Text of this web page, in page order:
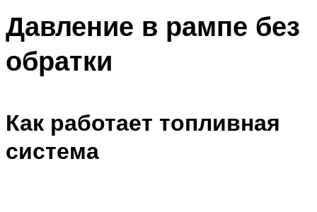
Давление в рампе без
обратки
Как работает топливная
система